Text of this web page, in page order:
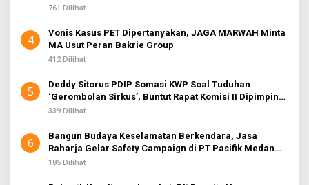
761 Dilihat
4
Vonis Kasus PET Dipertanyakan, JAGA MARWAH Minta
MA Usut Peran Bakrie Group
412 Dilihat
5
Deddy Sitorus PDIP Somasi KWP Soal Tuduhan
‘Gerombolan Sirkus’, Buntut Rapat Komisi II Dipimpin
Sufmi Dasco Ahmad
339 Dilihat
6
Bangun Budaya Keselamatan Berkendara, Jasa
Raharja Gelar Safety Campaign di PT Pasifik Medan
Industri
185 Dilihat